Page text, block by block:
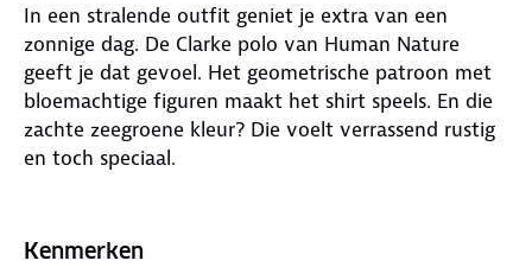
In een stralende outfit geniet je extra van een
zonnige dag. De Clarke polo van Human Nature
geeft je dat gevoel. Het geometrische patroon met
bloemachtige figuren maakt het shirt speels. En die
zachte zeegroene kleur? Die voelt verrassend rustig
en toch speciaal.
warme momenten. De effen kraag en subtiele
Kenmerken